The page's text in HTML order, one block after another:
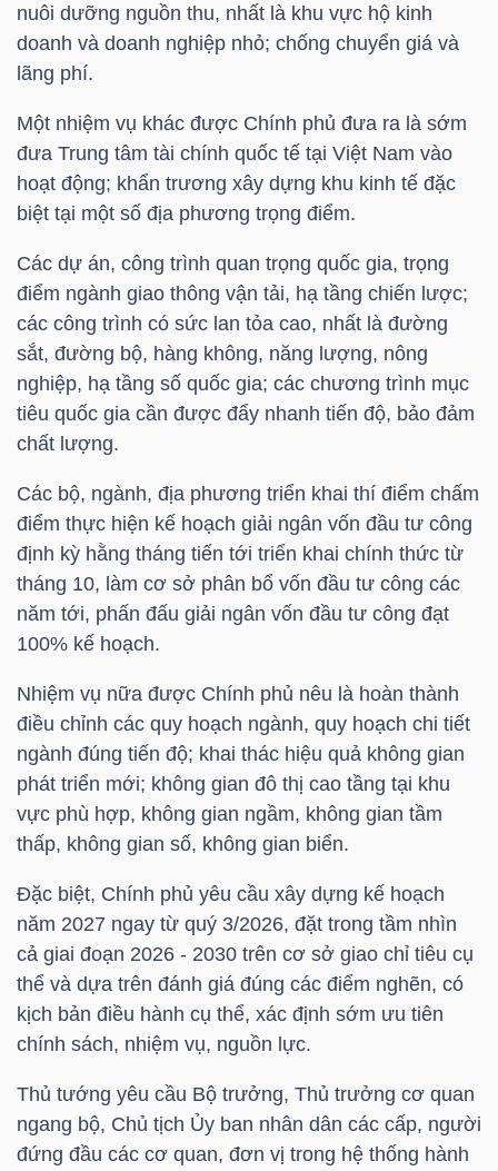
nuôi dưỡng nguồn thu, nhất là khu vực hộ kinh
doanh và doanh nghiệp nhỏ; chống chuyển giá và
lãng phí.
Một nhiệm vụ khác được Chính phủ đưa ra là sớm
đưa Trung tâm tài chính quốc tế tại Việt Nam vào
hoạt động; khẩn trương xây dựng khu kinh tế đặc
biệt tại một số địa phương trọng điểm.
Các dự án, công trình quan trọng quốc gia, trọng
điểm ngành giao thông vận tải, hạ tầng chiến lược;
các công trình có sức lan tỏa cao, nhất là đường
sắt, đường bộ, hàng không, năng lượng, nông
nghiệp, hạ tầng số quốc gia; các chương trình mục
tiêu quốc gia cần được đẩy nhanh tiến độ, bảo đảm
chất lượng.
Các bộ, ngành, địa phương triển khai thí điểm chấm
điểm thực hiện kế hoạch giải ngân vốn đầu tư công
định kỳ hằng tháng tiến tới triển khai chính thức từ
tháng 10, làm cơ sở phân bổ vốn đầu tư công các
năm tới, phấn đấu giải ngân vốn đầu tư công đạt
100% kế hoạch.
Nhiệm vụ nữa được Chính phủ nêu là hoàn thành
điều chỉnh các quy hoạch ngành, quy hoạch chi tiết
ngành đúng tiến độ; khai thác hiệu quả không gian
phát triển mới; không gian đô thị cao tầng tại khu
vực phù hợp, không gian ngầm, không gian tầm
thấp, không gian số, không gian biển.
Đặc biệt, Chính phủ yêu cầu xây dựng kế hoạch
năm 2027 ngay từ quý 3/2026, đặt trong tầm nhìn
cả giai đoạn 2026 - 2030 trên cơ sở giao chỉ tiêu cụ
thể và dựa trên đánh giá đúng các điểm nghẽn, có
kịch bản điều hành cụ thể, xác định sớm ưu tiên
chính sách, nhiệm vụ, nguồn lực.
Thủ tướng yêu cầu Bộ trưởng, Thủ trưởng cơ quan
ngang bộ, Chủ tịch Ủy ban nhân dân các cấp, người
đứng đầu các cơ quan, đơn vị trong hệ thống hành
TÀI
CHÍNH
CÁ
NHÂN
PHÂN
TÍCH
VIETSTOCKFINANCE
VĨ
MÔ
NGÀNH
DOANH
NGHIỆP
CỔ
PHIẾU
PHÁI
SINH
PHIẾU